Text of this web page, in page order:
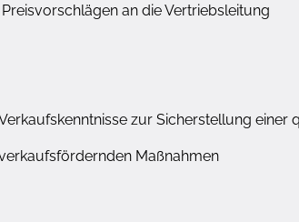
an die Vertriebsleitung
zur Sicherstellung einer
Maßnahmen